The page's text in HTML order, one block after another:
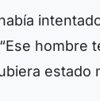
hombre
estado